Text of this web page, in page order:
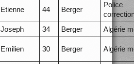
Etienne 44 Berger
Police
Joseph 34 Berger
Algérie
Emilien 30 Berger Algérie